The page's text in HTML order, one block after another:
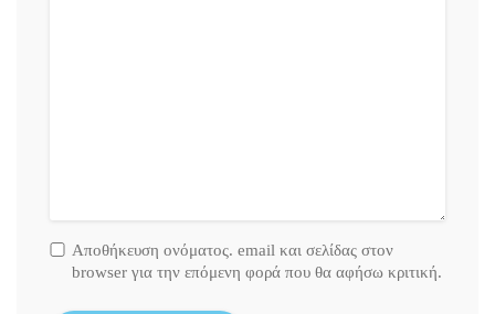
Αποθήκευση ονόματος. email και σελίδας στον
browser για την επόμενη φορά που θα αφήσω κριτική.